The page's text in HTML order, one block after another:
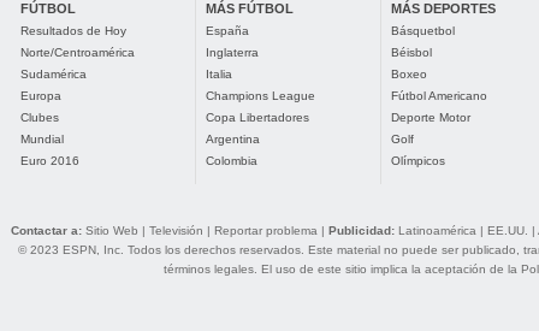
FÚTBOL
Resultados de Hoy
Norte/Centroamérica
Sudamérica
Europa
Clubes
Mundial
Euro 2016
MÁS FÚTBOL
España
Inglaterra
Italia
Champions League
Copa Libertadores
Argentina
Colombia
MÁS DEPORTES
Básquetbol
Béisbol
Boxeo
Fútbol Americano
Deporte Motor
Golf
Olímpicos
Contactar a: Sitio Web | Televisión | Reportar problema | Publicidad: Latinoamérica | EE.UU. |
© 2023 ESPN, Inc. Todos los derechos reservados. Este material no puede ser publicado,
términos legales. El uso de este sitio implica la aceptación de la